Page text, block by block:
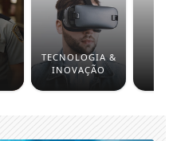
TECNOLOGIA &
INOVAÇÃO